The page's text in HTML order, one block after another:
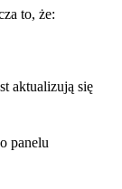
to, że:
aktualizują się
panelu